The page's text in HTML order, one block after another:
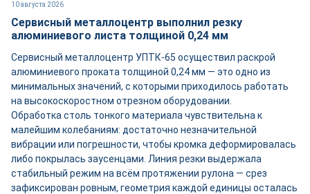
10 августа 2026
Сервисный металлоцентр выполнил резку
алюминиевого листа толщиной 0,24 мм
Сервисный металлоцентр УПТК-65 осуществил раскрой
алюминиевого проката толщиной 0,24 мм — это одно из
минимальных значений, с которыми приходилось работать
на высокоскоростном отрезном оборудовании.
Обработка столь тонкого материала чувствительна к
малейшим колебаниям: достаточно незначительной
вибрации или погрешности, чтобы кромка деформировалась
либо покрылась заусенцами. Линия резки выдержала
стабильный режим на всём протяжении рулона — срез
зафиксирован ровным, геометрия каждой единицы осталась